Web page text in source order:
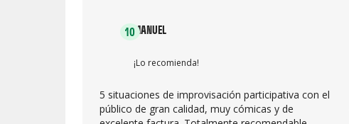
10MANUEL
¡Lo recomienda!
5 situaciones de improvisación participativa con el
público de gran calidad, muy cómicas y de